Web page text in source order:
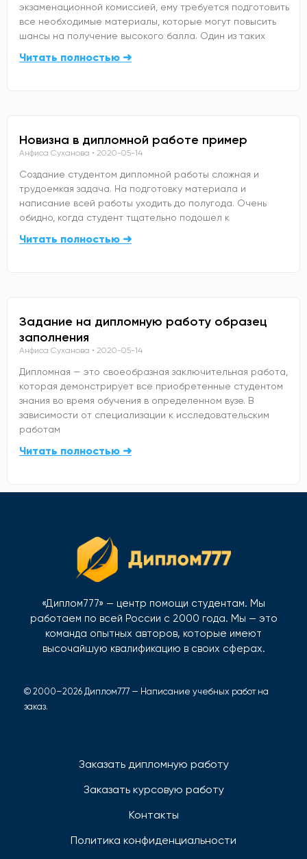
экзаменационной комиссией, ему требуется подготовить
все необходимые материалы, которые могут повысить
шансы на получение высокого балла. Один из таких
Читать полностью ➜
Новизна в дипломной работе пример
Анфиса Суханова 2020-05-14
Создание студентом дипломной работы сложная и
трудоемкая задача. На подготовку материала и
написание всей работы уходить до полугода. Очень
обидно, когда студент тщательно подошел к
Читать полностью ➜
Задание на дипломную работу образец
заполнения
Анфиса Суханова 2020-05-14
Дипломная — это своеобразная заключительная работа,
которая демонстрирует все приобретенные студентом
знания во время обучения в определенном вузе. В
зависимости от специализации к исследовательским
работам
Читать полностью ➜
«Диплом777» — центр помощи студентам. Мы
работаем по всей России с 2000 года. Мы — это
команда опытных авторов, которые имеют
высочайшую квалификацию в своих сферах.
© 2000–2026 Диплом777 — Написание учебных работ на
заказ.
Заказать дипломную работу
Заказать курсовую работу
Контакты
Политика конфиденциальности